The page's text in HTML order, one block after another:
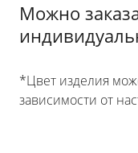
Можно
*Цвет изделия
зависимости от